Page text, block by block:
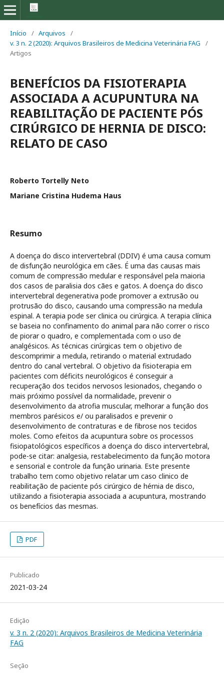
Início / Arquivos
/
v. 3 n. 2 (2020): Arquivos Brasileiros de Medicina Veterinária FAG
/
Artigos
BENEFÍCIOS DA FISIOTERAPIA
ASSOCIADA A ACUPUNTURA NA
REABILITAÇÃO DE PACIENTE PÓS
CIRÚRGICO DE HERNIA DE DISCO:
RELATO DE CASO
Roberto Tortelly Neto
Mariane Cristina Hudema Haus
Resumo
A doença do disco intervertebral (DDIV) é uma causa comum
de disfunção neurológica em cães. É uma das causas mais
comum de compressão medular e responsável pela maioria
dos casos de paralisia dos cães e gatos. A doença do disco
intervertebral degenerativa pode promover a extrusão ou
protrusão do disco, causando uma compressão na medula
espinal. A terapia pode ser clinica ou cirúrgica. A terapia clínica
se baseia no confinamento do animal para não correr o risco
de piorar o quadro, e complementada com o uso de
analgésicos. As técnicas cirúrgicas tem o objetivo de
descomprimir a medula, retirando o material extrudado
dentro do canal vertebral. O objetivo da fisioterapia em
pacientes com déficits neurológicos é conseguir a
recuperação dos tecidos nervosos lesionados, chegando o
mais próximo possível da normalidade, prevenir o
desenvolvimento da atrofia muscular, melhorar a função dos
membros parésicos e/ ou paralisados e prevenir o
desenvolvimento de contraturas e de fibrose nos tecidos
moles. Como efeitos da acupuntura sobre os processos
fisiopatológicos específicos a doença do disco intervertebral,
pode-se citar: analgesia, restabelecimento da função motora
e sensorial e controle da função urinaria. Este presente
trabalho tem como objetivo relatar um caso clinico de
reabilitação de paciente pós cirúrgico de hérnia de disco,
utilizando a fisioterapia associada a acupuntura, mostrando
os benefícios das mesmas.
PDF
Publicado
2021-03-24
Edição
v. 3 n. 2 (2020): Arquivos Brasileiros de Medicina Veterinária
FAG
Seção